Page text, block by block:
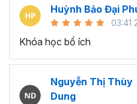
Huỳnh Bảo Đại
03:41
Khóa học bổ ích
Nguyễn Thị Thùy
Dung